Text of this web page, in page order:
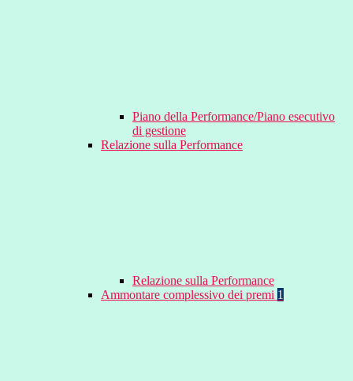
Piano della Performance/Piano esecutivo
di gestione
Relazione sulla Performance
Relazione sulla Performance
Ammontare complessivo dei premi 1